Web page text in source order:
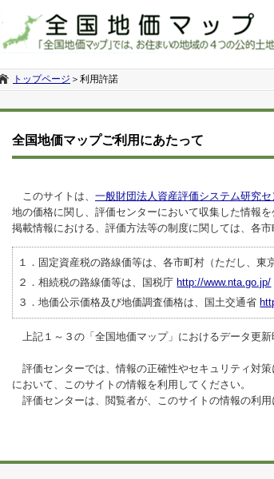
トップページ ＞ 利用許諾
全国地価マップご利用にあたって
このサイトは、 一般財団法人資産評価システム研究セ
地の価格に関し、評価センターにおいて収集した情報を
掲載情報における、評価方法等の制度に関しては、各
１．固定資産税の路線価等は、各市町村（ただし、東
２．相続税の路線価等は、国税庁 http://www.nta.go.jp/
３．地価公示価格及び地価調査価格は、国土交通省
上記１～３の「全国地価マップ」におけるデータ更新
評価センターでは、情報の正確性やセキュリティ対
において、このサイトの情報を利用してください。
評価センターは、閲覧者が、このサイトの情報の利